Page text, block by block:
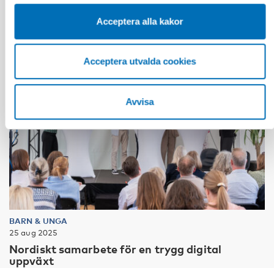
Acceptera alla kakor
Acceptera utvalda cookies
Avvisa
BARN & UNGA
25 aug 2025
Nordiskt samarbete för en trygg digital
uppväxt